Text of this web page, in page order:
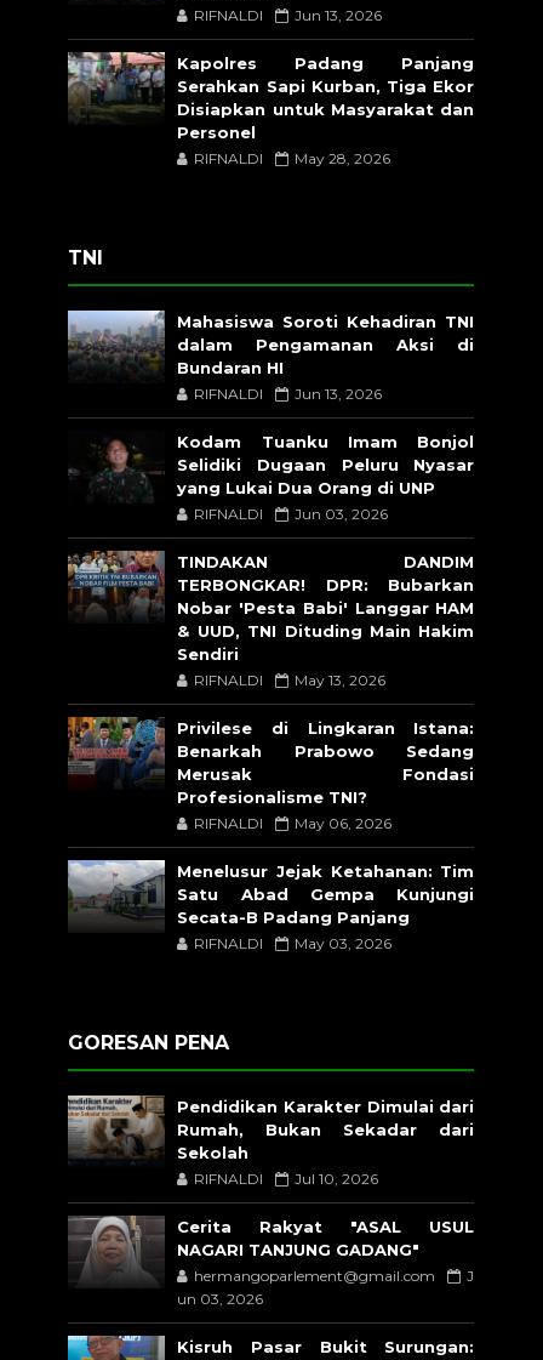
RIFNALDI Jun 13, 2026
Kapolres Padang Panjang
Serahkan Sapi Kurban, Tiga Ekor
Disiapkan untuk Masyarakat dan
Personel
RIFNALDI May 28, 2026
TNI
Mahasiswa Soroti Kehadiran TNI
dalam Pengamanan Aksi di
Bundaran HI
RIFNALDI Jun 13, 2026
Kodam Tuanku Imam Bonjol
Selidiki Dugaan Peluru Nyasar
yang Lukai Dua Orang di UNP
RIFNALDI Jun 03, 2026
TINDAKAN DANDIM
TERBONGKAR! DPR: Bubarkan
Nobar 'Pesta Babi' Langgar HAM
& UUD, TNI Dituding Main Hakim
Sendiri
RIFNALDI May 13, 2026
Privilese di Lingkaran Istana:
Benarkah Prabowo Sedang
Merusak Fondasi
Profesionalisme TNI?
RIFNALDI May 06, 2026
Menelusur Jejak Ketahanan: Tim
Satu Abad Gempa Kunjungi
Secata-B Padang Panjang
RIFNALDI May 03, 2026
GORESAN PENA
Pendidikan Karakter Dimulai dari
Rumah, Bukan Sekadar dari
Sekolah
RIFNALDI Jul 10, 2026
Cerita Rakyat "ASAL USUL
NAGARI TANJUNG GADANG"
hermangoparlement@gmail.com
J
un 03, 2026
Kisruh Pasar Bukit Surungan: